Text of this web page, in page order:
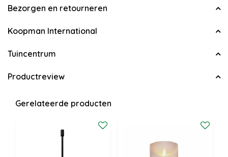
Bezorgen en retourneren
Koopman International
Tuincentrum
Productreview
Gerelateerde producten